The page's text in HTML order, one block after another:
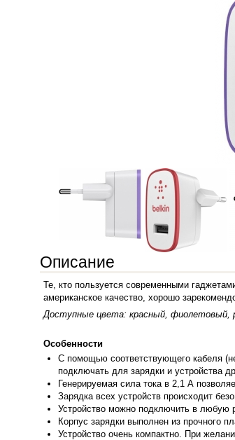
Описание
Те, кто пользуется современными
американское качество, хорошо
Доступные цвета: красный, фиолетовый,
Особенности
С помощью соответствующего кабеля
подключать для зарядки и устройства
Генерируемая сила тока в 2,1 А
Зарядка всех устройств происходит
Устройство можно подключить в любую
Корпус зарядки выполнен из прочного
Устройство очень компактно. При